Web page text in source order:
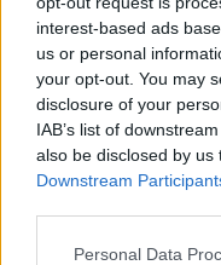
interest-based ads
us or personal
your opt-out. You may
disclosure of your
IAB’s list of
also be disclosed by
Downstream
Personal Data
ΔΕΙΤΕ ΕΠΙΣΗΣ